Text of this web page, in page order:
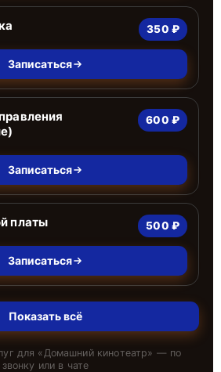
350 ₽
Записаться
600 ₽
Записаться
платы 500 ₽
Записаться
Показать всё
для «Домашний кинотеатр» — по
звонку или в чате